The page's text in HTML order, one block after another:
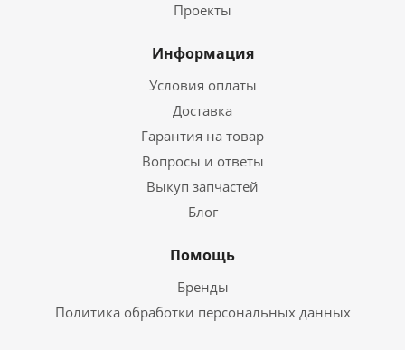
Проекты
Информация
Условия оплаты
Доставка
Гарантия на товар
Вопросы и ответы
Выкуп запчастей
Блог
Помощь
Бренды
Политика обработки персональных данных